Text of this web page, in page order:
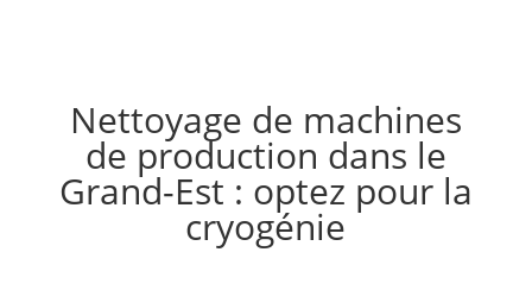
Nettoyage de machines
de production dans le
Grand-Est : optez pour la
cryogénie